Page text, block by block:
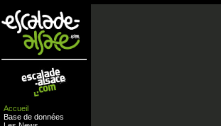
Accueil
Base de données